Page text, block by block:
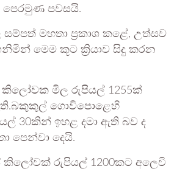
පෙරමුණ පවසයි.
මහතා ප්‍රකාශ කළේ, උත්සව
මෙම කූට ක්‍රියාව සිදු කරන
මිල රුපියල් 1255ක්
ගොවිපොළෙහි
30කින් ඉහළ දමා ඇති බව ද
පෙන්වා දෙයි.
රුපියල් 1200කට අලෙවි